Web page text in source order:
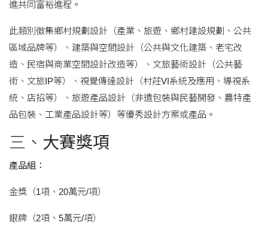
進共同富裕進程。
此類別徵集鄉村規劃設計（產業、旅遊、鄉村建設規劃、公共
區域品牌等）、建築與空間設計（公共與文化建築、老宅改
造、民宿與商業空間設計改造等）、文旅藝術設計（公共藝
術、文旅IP等）、視覺傳達設計（村莊VI系統及應用、導視系
統、店招等）、旅遊產品設計（非遺包裝與民藝開發、農特產
品包裝、工業產品設計等）等優秀設計方案或產品。
三、 大賽獎項
產品組：
金獎（1項、20萬元/項）
銀牌（2項、5萬元/項）